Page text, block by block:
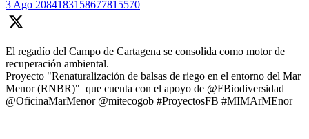
3 Ago 2084183158677815570
El regadío del Campo de Cartagena se consolida como motor de
recuperación ambiental.
Proyecto "Renaturalización de balsas de riego en el entorno del Mar
Menor (RNBR)" que cuenta con el apoyo de @FBiodiversidad
@OficinaMarMenor @mitecogob #ProyectosFB #MIMArMEnor